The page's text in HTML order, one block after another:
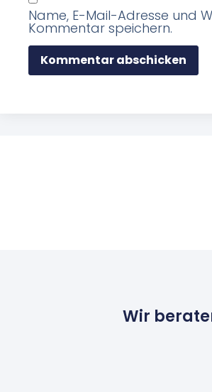
Name, E-Mail-Adresse und
Kommentar speichern.
Wir